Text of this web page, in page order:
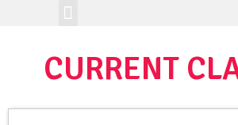
CURRENT